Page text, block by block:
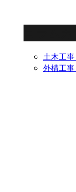
土木工
外構工